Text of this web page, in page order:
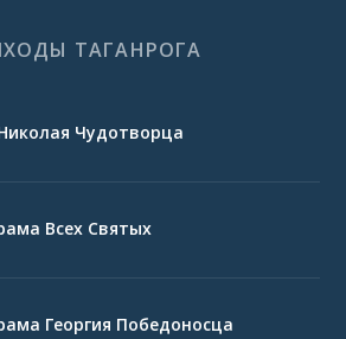
ТАГАНРОГА
Чудотворца
Всех Святых
Георгия Победоносца